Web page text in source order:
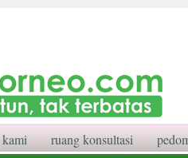
ruang konsultasi